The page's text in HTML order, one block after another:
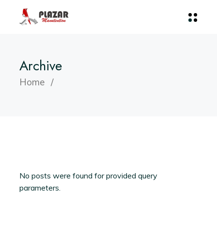
Archive
Home
No posts were found for provided query
parameters.